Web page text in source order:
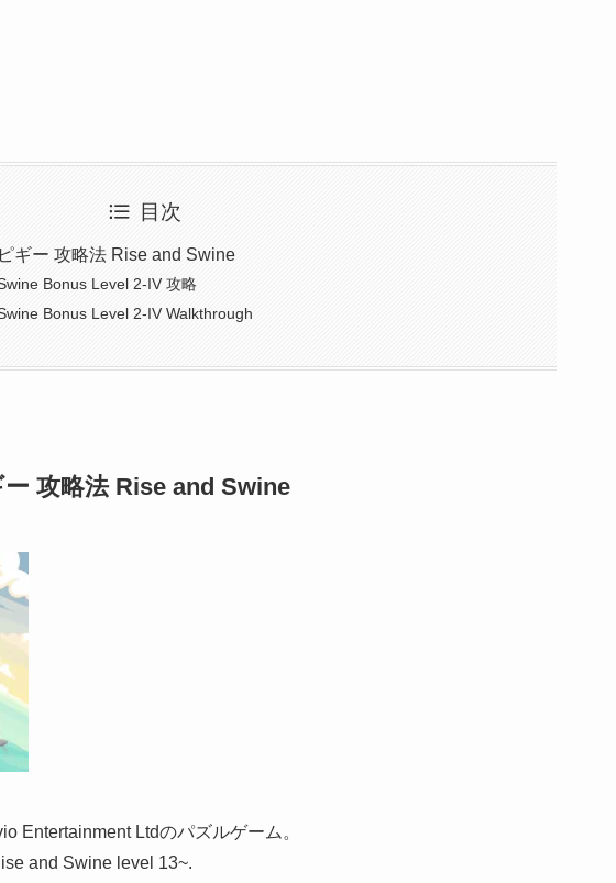
目次
ギー 攻略法 Rise and Swine
Bonus Level 2-IV 攻略
Bonus Level 2-IV Walkthrough
攻略法 Rise and Swine
Entertainment Ltdのパズルゲーム。
and Swine level 13~.